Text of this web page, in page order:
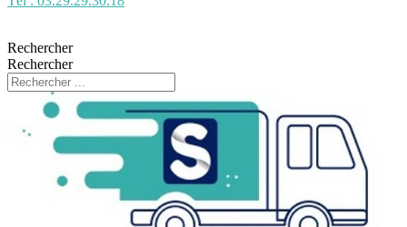
Rechercher
Rechercher